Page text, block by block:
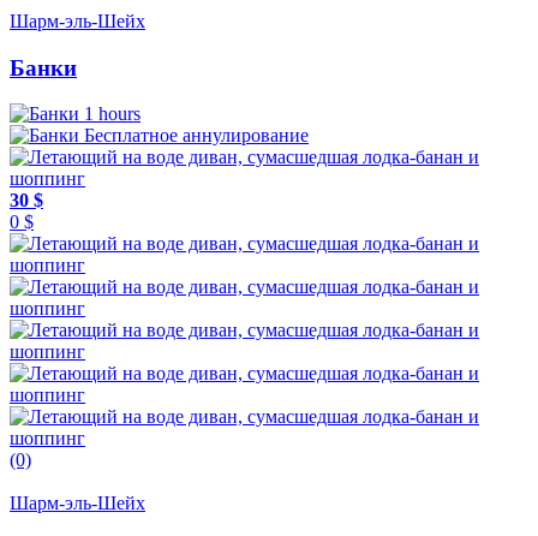
Шарм-эль-Шейх
Банки
1 hours
Бесплатное аннулирование
30 $
0 $
(0)
Шарм-эль-Шейх